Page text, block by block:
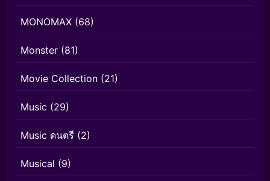
MONOMAX (68)
Monster (81)
Movie Collection (21)
Music (29)
Music ดนตรี (2)
Musical (9)